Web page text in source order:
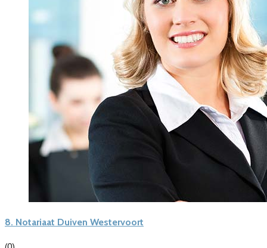
8. Notariaat Duiven Westervoort